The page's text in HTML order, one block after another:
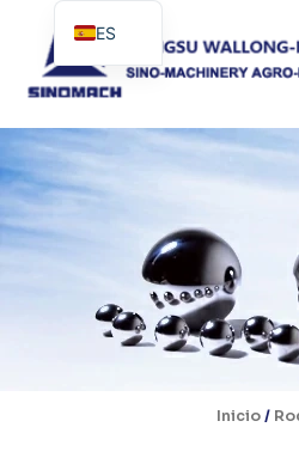
contenido
Inicio/
ES
EN